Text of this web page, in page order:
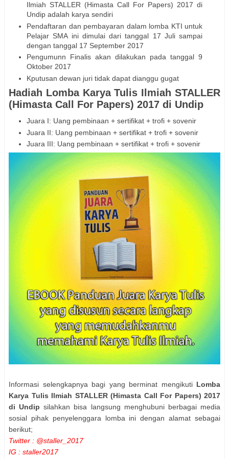
Ilmiah STALLER (Himasta Call For Papers) 2017 di
Undip adalah karya sendiri
Pendaftaran dan pembayaran dalam lomba KTI untuk
Pelajar SMA ini dimulai dari tanggal 17 Juli sampai
dengan tanggal 17 September 2017
Pengumunn Finalis akan dilakukan pada tanggal 9
Oktober 2017
Kputusan dewan juri tidak dapat dianggu gugat
Hadiah Lomba Karya Tulis Ilmiah STALLER
(Himasta Call For Papers) 2017 di Undip
Juara I: Uang pembinaan + sertifikat + trofi + sovenir
Juara II: Uang pembinaan + sertifikat + trofi + sovenir
Juara III: Uang pembinaan + sertifikat + trofi + sovenir
Informasi selengkapnya bagi yang berminat mengikutiLomba
Karya Tulis Ilmiah STALLER (Himasta Call For Papers) 2017
di Undip silahkan bisa langsung menghubuni berbagai media
sosial pihak penyelenggara lomba ini dengan alamat sebagai
berikut;
Twitter : @staller_2017
IG : staller2017